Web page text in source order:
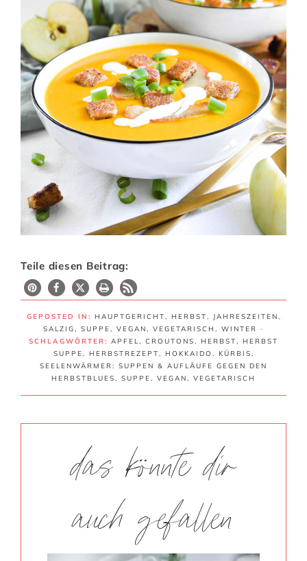
Teile diesen Beitrag:
17
GEPOSTED IN: HAUPTGERICHT, HERBST, JAHRESZEITEN,
SALZIG, SUPPE, VEGAN, VEGETARISCH , WINTER ·
SCHLAGWÖRTER: APFEL, CROUTONS, HERBST, HERBST
SUPPE, HERBSTREZEPT, HOKKAIDO , KÜRBIS,
SEELENWÄRMER: SUPPEN & AUFLÄUFE GEGEN DEN
HERBSTBLUES, SUPPE, VEGAN, VEGETARISCH
das könnte dir
auch gefallen